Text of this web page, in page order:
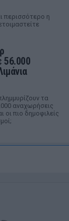
περισσότερο η
56.000
τα
αναχωρήσεις
οι πιο δημοφιλείς